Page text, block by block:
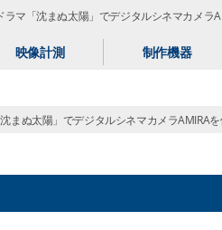
ラマ「沈まぬ太陽」でデジタルシネマカメラ
映像計測 制作機器
まぬ太陽」でデジタルシネマカメラAMIRA